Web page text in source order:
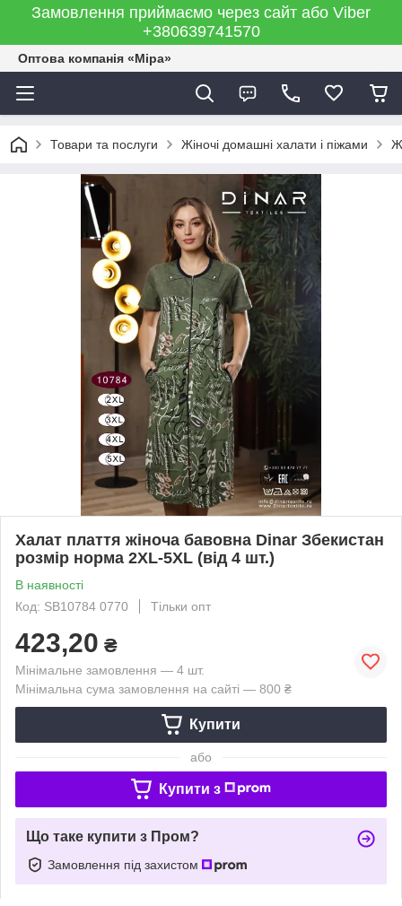
Замовлення приймаємо через сайт або Viber
+380639741570
Оптова компанія «Міра»
Товари та послуги Жіночі домашні халати і піжами
Халат плаття жіноча бавовна Dinar Збекистан
розмір норма 2XL-5XL (від 4 шт.)
В наявності
Код: SB10784 0770
Тільки опт
423,20 ₴
Мінімальне замовлення — 4 шт.
Мінімальна сума замовлення на сайті — 800 ₴
Купити
або
Купити з
Що таке купити з Пром?
Замовлення під захистом